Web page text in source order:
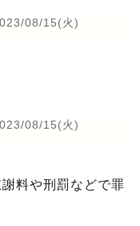
08/15(火)
08/15(火)
料や刑罰などで罪